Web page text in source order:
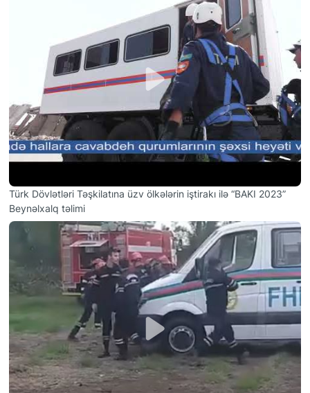
Türk Dövlətləri Təşkilatına üzv ölkələrin iştirakı ilə “BAKI 2023”
Beynəlxalq təlimi